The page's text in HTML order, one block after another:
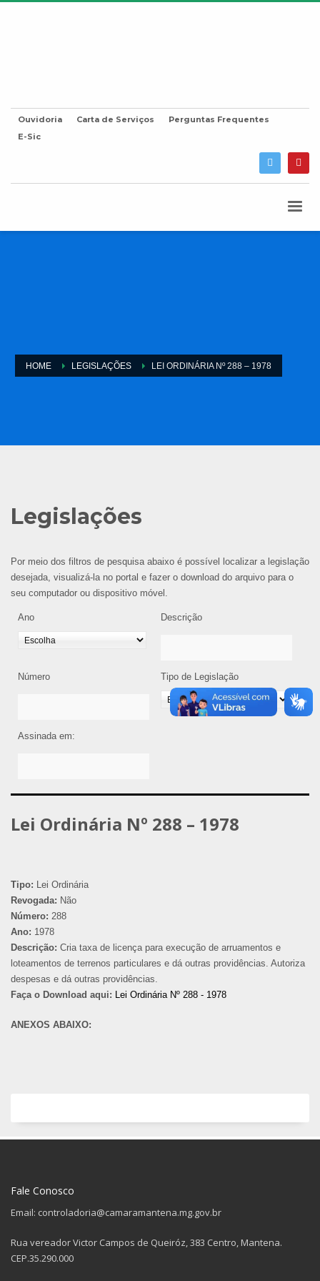
Ouvidoria Carta de Serviços
Perguntas Frequentes
E-Sic
HOME LEGISLAÇÕES LEI ORDINÁRIA Nº 288 – 1978
Legislações
Por meio dos filtros de pesquisa abaixo é possível localizar a legislação
desejada, visualizá-la no portal e fazer o download do arquivo para o
seu computador ou dispositivo móvel.
Ano Descrição
Número Tipo de Legislação
Assinada em:
Lei Ordinária Nº 288 – 1978
Tipo: Lei Ordinária
Revogada: Não
Número: 288
Ano: 1978
Descrição: Cria taxa de licença para execução de arruamentos e
loteamentos de terrenos particulares e dá outras providências. Autoriza
despesas e dá outras providências.
Faça o Download aqui: Lei Ordinária Nº 288 - 1978
ANEXOS ABAIXO:
Fale Conosco
Email: controladoria@camaramantena.mg.gov.br
Rua vereador Victor Campos de Queiróz, 383 Centro, Mantena.
CEP.35.290.000